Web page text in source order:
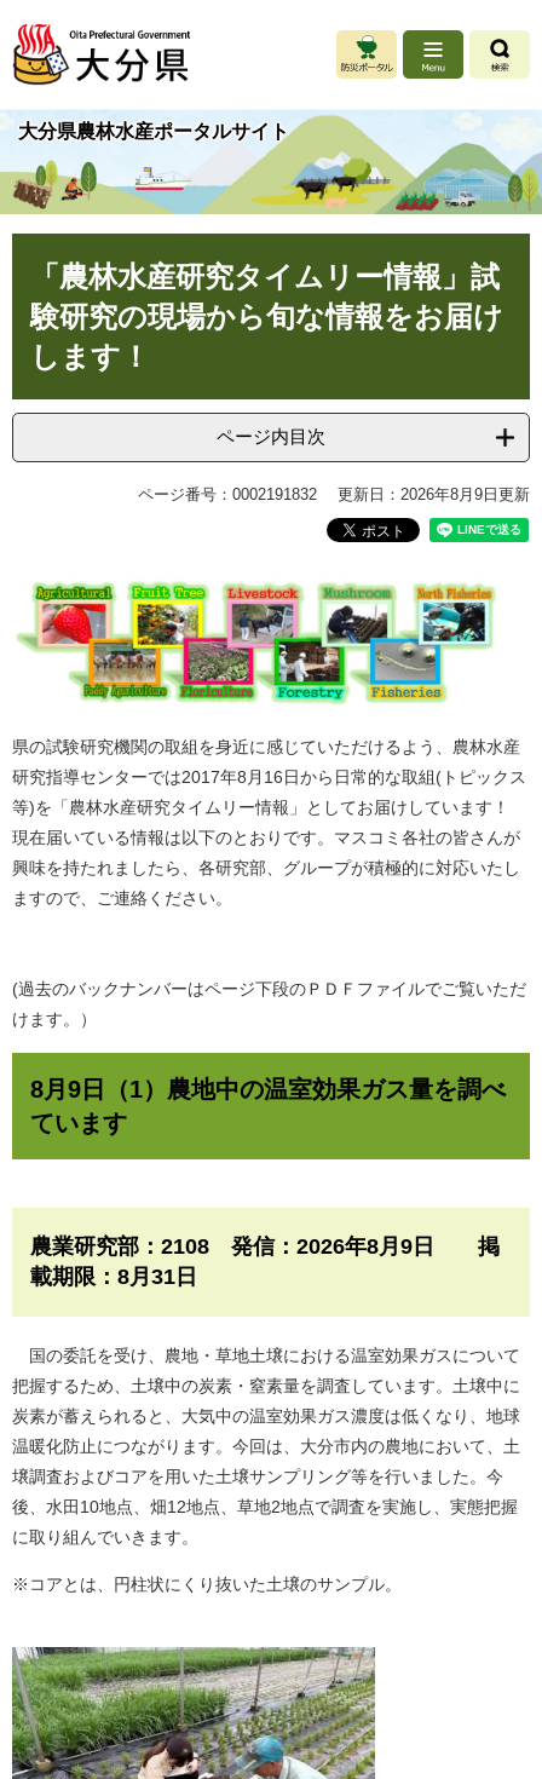
ジ
先
す
。
ュ
を
し
て
大分県農林水産ポータルサイト
「農林水産研究タイムリー情報」試
験研究の現場から旬な情報をお届け
します！
ページ内目次
ページ番号：0002191832 更新日：2026年8月9日更新
県の試験研究機関の取組を身近に感じていただけるよう、農林水産
研究指導センターでは2017年8月16日から日常的な取組(トピックス
等)を「農林水産研究タイムリー情報」としてお届けしています！
現在届いている情報は以下のとおりです。マスコミ各社の皆さんが
興味を持たれましたら、各研究部、グループが積極的に対応いたし
ますので、ご連絡ください。
(過去のバックナンバーはページ下段のＰＤＦファイルでご覧いただ
けます。）
8月9日（1）農地中の温室効果ガス量を調べ
ています
農業研究部：2108 発信：2026年8月9日 掲
載期限：8月31日​
国の委託を受け、農地・草地土壌における温室効果ガスについて
把握するため、土壌中の炭素・窒素量を調査しています。土壌中に
炭素が蓄えられると、大気中の温室効果ガス濃度は低くなり、地球
温暖化防止につながります。今回は、大分市内の農地において、土
壌調査およびコアを用いた土壌サンプリング等を行いました。今
後、水田10地点、畑12地点、草地2地点で調査を実施し、実態把握
に取り組んでいきます。
※コアとは、円柱状にくり抜いた土壌のサンプル。